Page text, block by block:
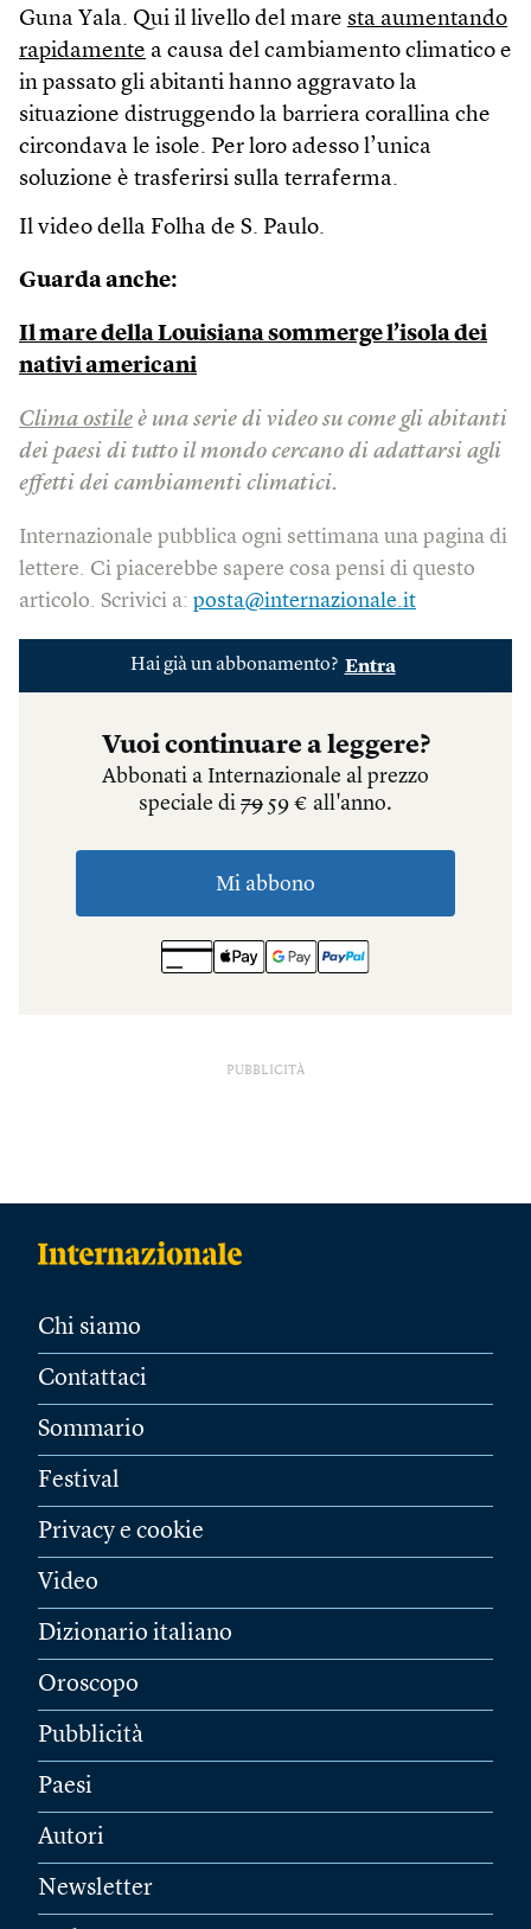
Guna Yala. Qui il livello del mare sta aumentando
rapidamente a causa del cambiamento climatico e
in passato gli abitanti hanno aggravato la
situazione distruggendo la barriera corallina che
circondava le isole. Per loro adesso l’unica
soluzione è trasferirsi sulla terraferma.
Il video della Folha de S. Paulo.
Guarda anche:
Il mare della Louisiana sommerge l’isola dei
nativi americani
Clima ostile è una serie di video su come gli abitanti
dei paesi di tutto il mondo cercano di adattarsi agli
effetti dei cambiamenti climatici.
Internazionale pubblica ogni settimana una pagina di
lettere. Ci piacerebbe sapere cosa pensi di questo
articolo. Scrivici a: posta@internazionale.it
PUBBLICITÀ
Chi siamo
Contattaci
Sommario
Festival
Privacy e cookie
Video
Dizionario italiano
Oroscopo
Pubblicità
Paesi
Autori
Newsletter